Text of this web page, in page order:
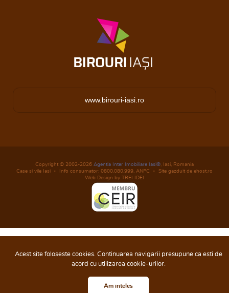
www.birouri-iasi.ro
Copyright © 2002-2026 Agentia Inter Imobiliare Iasi® , Iasi, Romania
Case si vile Iasi
Info consumator: 0800.080.999, ANPC
Site gazduit de ehost.ro
Web Design by TREI IDEI
Acest site foloseste cookies. Continuarea navigarii presupune ca esti de
acord cu utilizarea cookie-urilor.
Am inteles